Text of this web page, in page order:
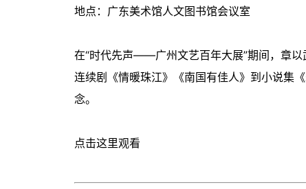
地点：广东美术馆人文图书馆会议室
在“时代先声——广州文艺百年大展”期间，章
连续剧《情暖珠江》《南国有佳人》到小说集
念。
点击这里观看